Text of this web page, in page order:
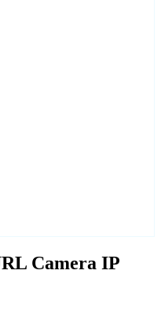
Camera IP